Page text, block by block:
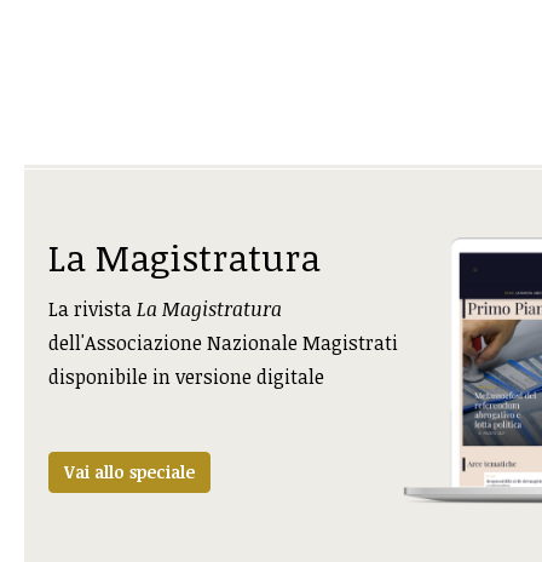
La Magistratura
La rivistaLa Magistratura
dell'Associazione Nazionale Magistrati
disponibile in versione digitale
Vai allo speciale